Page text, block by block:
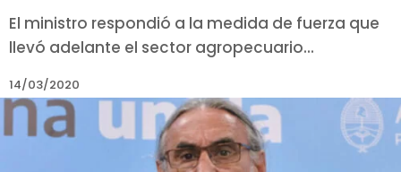
El ministro respondió a la medida de fuerza que
llevó adelante el sector agropecuario...
14/03/2020